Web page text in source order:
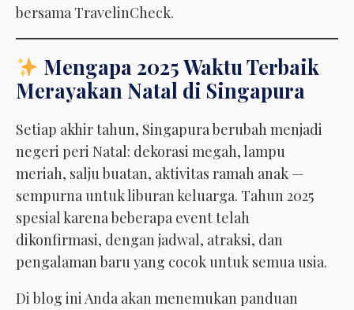
bersama TravelinCheck.
Mengapa 2025 Waktu Terbaik
Merayakan Natal di Singapura
Setiap akhir tahun, Singapura berubah menjadi
negeri peri Natal: dekorasi megah, lampu
meriah, salju buatan, aktivitas ramah anak —
sempurna untuk liburan keluarga. Tahun 2025
spesial karena beberapa event telah
dikonfirmasi, dengan jadwal, atraksi, dan
pengalaman baru yang cocok untuk semua usia.
Di blog ini Anda akan menemukan panduan